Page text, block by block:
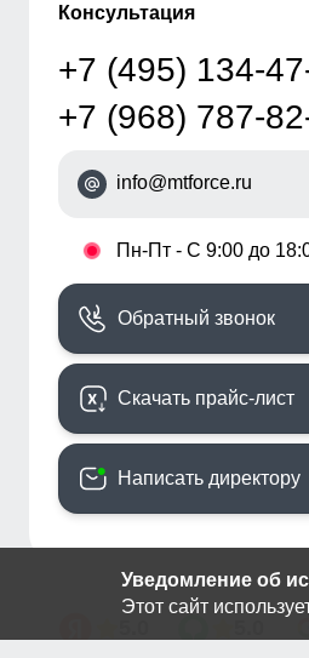
Уведомление об
Этот сайт
Консультация
+7 (495) 134-
+7 (968) 787-
info@mtforce.ru
• Пн-Пт - С 9:00 до
Обратный звонок
Скачать прайс-лист
Написать директору